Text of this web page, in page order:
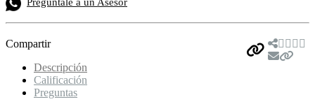
Compartir
Descripción
Calificación
Preguntas